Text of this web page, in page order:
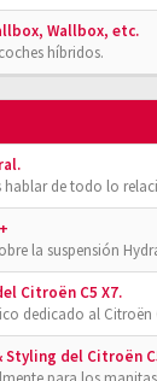
Wallbox, etc.
híbridos.
hablar de todo lo
la suspensión
Citroën C5 X7.
dedicado al
del Citroën